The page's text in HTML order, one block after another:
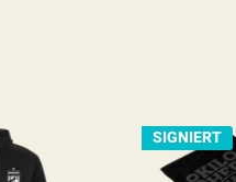
SIGNIERT